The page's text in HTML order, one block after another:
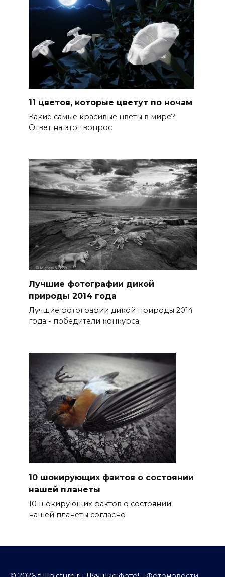
11 цветов, которые цветут по ночам
Какие самые красивые цветы в мире?
Ответ на этот вопрос
Лучшие фотографии дикой
природы 2014 года
Лучшие фотографии дикой природы 2014
года - победители конкурса.
10 шокирующих фактов о состоянии
нашей планеты
10 шокирующих фактов о состоянии
нашей планеты согласно